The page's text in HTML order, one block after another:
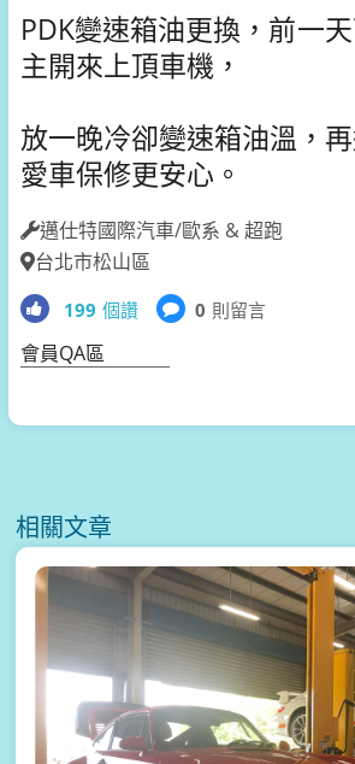
PDK變速箱油更換，前一
主開來上頂車機，
放一晚冷卻變速箱油溫，
愛車保修更安心。
邁仕特國際汽車/歐系 & 超跑
台北市松山區
199 個讚 0 則留言
會員QA區
相關文章